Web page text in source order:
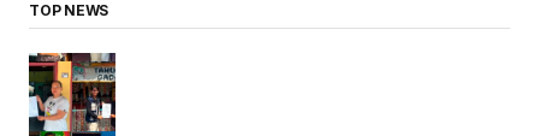
TOP NEWS